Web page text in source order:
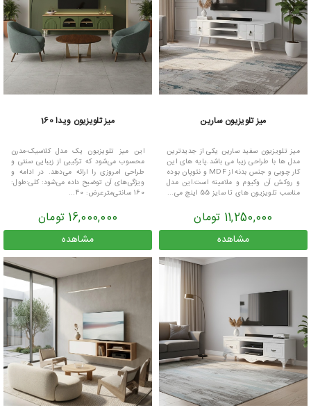
میز تلویزیون سارین
میز تلویزیون سفید سارین یکی از جدیدترین
مدل ها با طراحی زیبا می باشد.پایه های این
کار چوبی و جنس بدنه از MDF و نئوپان بوده
و روکش آن وکیوم و ملامینه است.این مدل
مناسب تلویزیون های تا سایز 55 اینچ می...
11,250,000 تومان
مشاهده
میز تلویزیون ویدا 160
این میز تلویزیون یک مدل کلاسیک-مدرن
محسوب می‌شود که ترکیبی از زیبایی سنتی و
طراحی امروزی را ارائه می‌دهد. در ادامه و
ویژگی‌های آن توضیح داده می‌شود: کلی:طول:
160 سانتی‌مترعرض: 40...
16,000,000 تومان
مشاهده